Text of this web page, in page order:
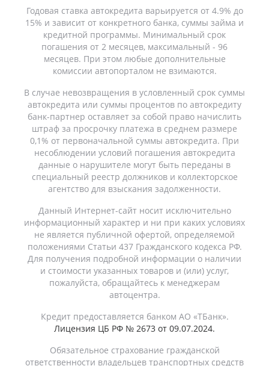
Годовая ставка автокредита варьируется от 4.9% до
15% и зависит от конкретного банка, суммы займа и
кредитной программы. Минимальный срок
погашения от 2 месяцев, максимальный - 96
месяцев. При этом любые дополнительные
комиссии автопорталом не взимаются.
В случае невозвращения в условленный срок суммы
автокредита или суммы процентов по автокредиту
банк-партнер оставляет за собой право начислить
штраф за просрочку платежа в среднем размере
0,1% от первоначальной суммы автокредита. При
несоблюдении условий погашения автокредита
данные о нарушителе могут быть переданы в
специальный реестр должников и коллекторское
агентство для взыскания задолженности.
Данный Интернет-сайт носит исключительно
информационный характер и ни при каких условиях
не является публичной офертой, определяемой
положениями Статьи 437 Гражданского кодекса РФ.
Для получения подробной информации о наличии
и стоимости указанных товаров и (или) услуг,
пожалуйста, обращайтесь к менеджерам
автоцентра.
Кредит предоставляется банком АО «ТБанк».
Лицензия ЦБ РФ № 2673 от 09.07.2024.
Обязательное страхование гражданской
ответственности владельцев транспортных средств